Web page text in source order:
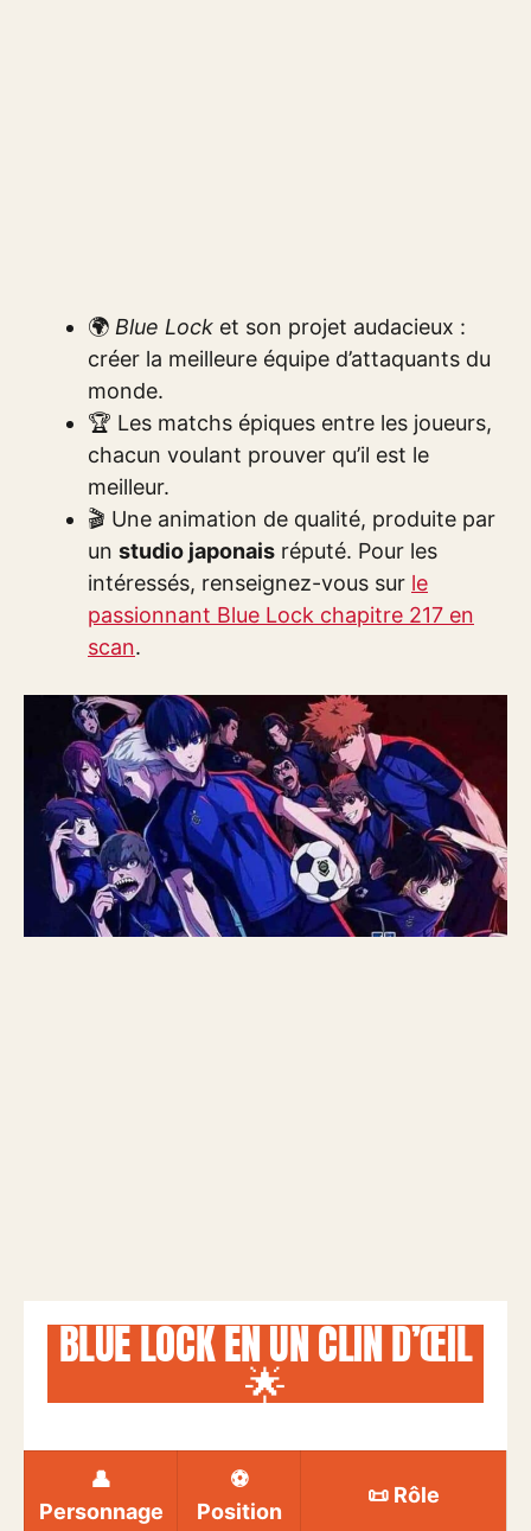
🌍 Blue Lock et son projet audacieux :
créer la meilleure équipe d’attaquants du
monde.
🏆 Les matchs épiques entre les joueurs,
chacun voulant prouver qu’il est le
meilleur.
🎬 Une animation de qualité, produite par
un studio japonais réputé. Pour les
intéressés, renseignez-vous sur le
passionnant Blue Lock chapitre 217 en
scan.
BLUE LOCK EN UN CLIN D’ŒIL
🌟
👤
Personnage
⚽
Position
📜 Rôle